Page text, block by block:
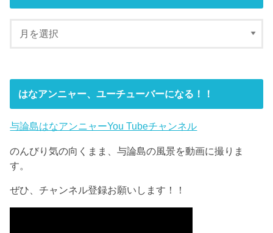
はなアンニャー、ユーチューバーになる！！
与論島はなアンニャーYou Tubeチャンネル
のんびり気の向くまま、与論島の風景を動画に撮りま
す。
ぜひ、チャンネル登録お願いします！！